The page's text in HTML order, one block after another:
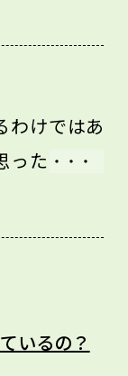
わけではあ
たことが
てもいい
きどきで
ることも
いるの？